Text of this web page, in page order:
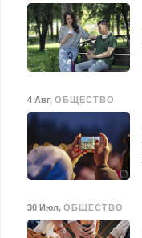
4 Авг, ОБЩЕСТВО
30 Июл, ОБЩЕСТВО